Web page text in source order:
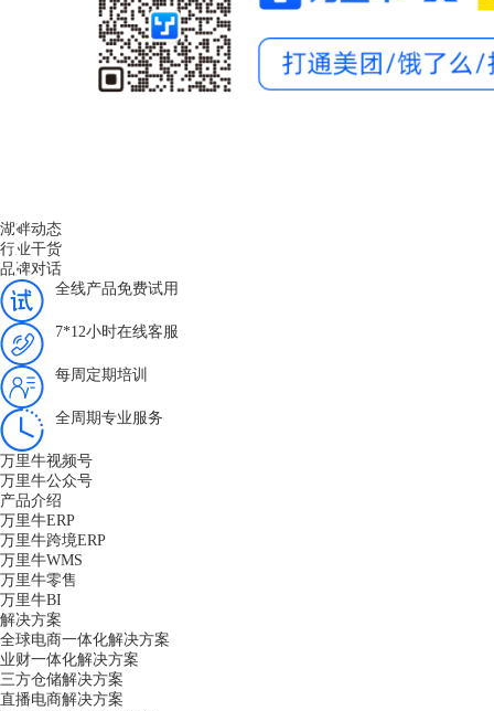
湖畔动态
行业干货
品牌对话
全线产品免费试用
7*12小时在线客服
每周定期培训
全周期专业服务
万里牛视频号
万里牛公众号
产品介绍
万里牛ERP
万里牛跨境ERP
万里牛WMS
万里牛零售
万里牛BI
解决方案
全球电商一体化解决方案
业财一体化解决方案
三方仓储解决方案
直播电商解决方案